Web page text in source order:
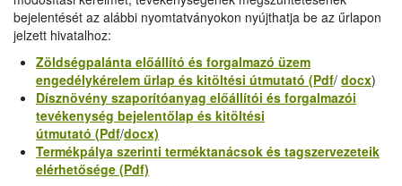
bejelentését az alábbi nyomtatványokon nyújthatja be az űrlapon
jelzett hivatalhoz:
Zöldségpalánta előállító és forgalmazó üzem
engedélykérelem űrlap és kitöltési útmutató (Pdf/ docx)
Dísznövény szaporítóanyag előállítói és forgalmazói
tevékenység bejelentőlap és kitöltési
útmutató (Pdf/docx)
Termékpálya szerinti terméktanácsok és tagszervezeteik
elérhetősége (Pdf)